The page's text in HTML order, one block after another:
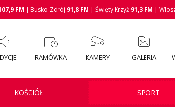
FM | Busko-Zdrój 91,8 FM | Święty Krzyż 91,3 FM |
RAMÓWKA KAMERY GALERIA
KOŚCIÓŁ SPORT